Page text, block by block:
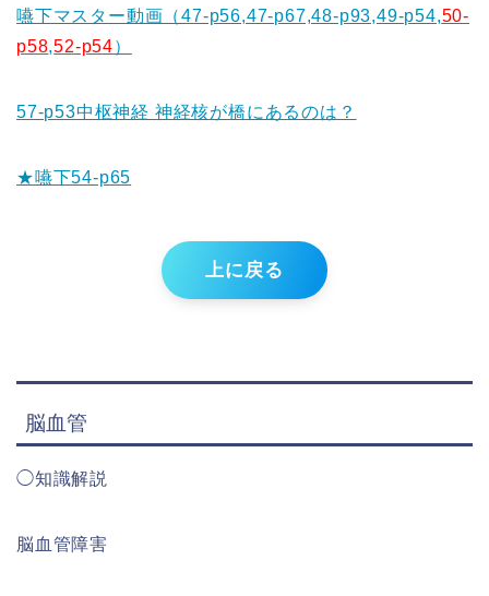
嚥下マスター動画（47-p56,47-p67,48-p93,49-p54,50-
p58,52-p54）
57-p53中枢神経 神経核が橋にあるのは？
★嚥下54-p65
上に戻る
脳血管
◯知識解説
脳血管障害